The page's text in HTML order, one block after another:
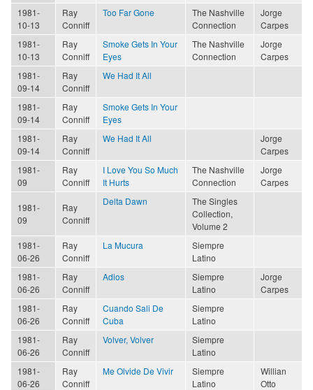
1981-
10-13
Ray
Conniff
Too Far Gone
The Nashville
Connection
Jorge
Carpes
1981-
10-13
Ray
Conniff
Smoke Gets In Your
Eyes
The Nashville
Connection
Jorge
Carpes
1981-
09-14
Ray
Conniff
We Had It All
1981-
09-14
Ray
Conniff
Smoke Gets In Your
Eyes
1981-
09-14
Ray
Conniff
We Had It All
Jorge
Carpes
1981-
09
Ray
Conniff
I Love You So Much
It Hurts
The Nashville
Connection
Jorge
Carpes
1981-
09
Ray
Conniff
Delta Dawn
The Singles
Collection,
Volume 2
1981-
06-26
Ray
Conniff
La Mucura
Siempre
Latino
1981-
06-26
Ray
Conniff
Adios
Siempre
Latino
Jorge
Carpes
1981-
06-26
Ray
Conniff
Cuando Sali De
Cuba
Siempre
Latino
1981-
06-26
Ray
Conniff
Volver, Volver
Siempre
Latino
1981-
06-26
Ray
Conniff
Me Olvide De Vivir
Siempre
Latino
Willian
Otto